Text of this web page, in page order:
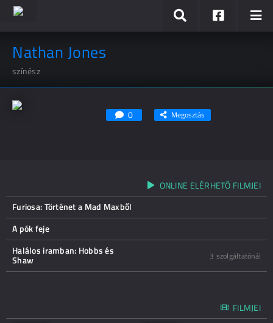
Nathan Jones
színész
0 Megosztás
ONLINE ELÉRHETŐ FILMJEI
Furiosa: Történet a Mad Maxből
A pók feje
Halálos iramban: Hobbs és
Shaw 3 szolgáltatónál
FILMJEI